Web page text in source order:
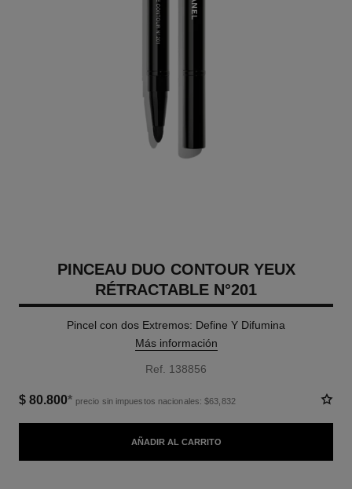
PINCEAU DUO CONTOUR YEUX
RÉTRACTABLE N°201
Pincel con dos Extremos: Define Y Difumina
Más información
Ref. 138856
$ 80.800* precio sin impuestos nacionales: $63,832
AÑADIR AL CARRITO